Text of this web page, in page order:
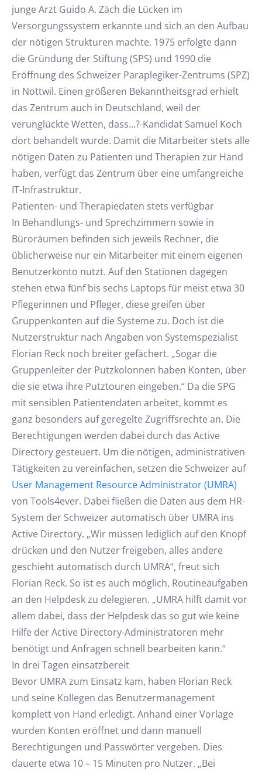
junge Arzt Guido A. Zäch die Lücken im
Versorgungssystem erkannte und sich an den Aufbau
der nötigen Strukturen machte. 1975 erfolgte dann
die Gründung der Stiftung (SPS) und 1990 die
Eröffnung des Schweizer Paraplegiker-Zentrums (SPZ)
in Nottwil. Einen größeren Bekanntheitsgrad erhielt
das Zentrum auch in Deutschland, weil der
verunglückte Wetten, dass…?-Kandidat Samuel Koch
dort behandelt wurde. Damit die Mitarbeiter stets alle
nötigen Daten zu Patienten und Therapien zur Hand
haben, verfügt das Zentrum über eine umfangreiche
IT-Infrastruktur.
Patienten- und Therapiedaten stets verfügbar
In Behandlungs- und Sprechzimmern sowie in
Büroräumen befinden sich jeweils Rechner, die
üblicherweise nur ein Mitarbeiter mit einem eigenen
Benutzerkonto nutzt. Auf den Stationen dagegen
stehen etwa fünf bis sechs Laptops für meist etwa 30
Pflegerinnen und Pfleger, diese greifen über
Gruppenkonten auf die Systeme zu. Doch ist die
Nutzerstruktur nach Angaben von Systemspezialist
Florian Reck noch breiter gefächert. „Sogar die
Gruppenleiter der Putzkolonnen haben Konten, über
die sie etwa ihre Putztouren eingeben.“ Da die SPG
mit sensiblen Patientendaten arbeitet, kommt es
ganz besonders auf geregelte Zugriffsrechte an. Die
Berechtigungen werden dabei durch das Active
Directory gesteuert. Um die nötigen, administrativen
Tätigkeiten zu vereinfachen, setzen die Schweizer auf
User Management Resource Administrator (UMRA)
von Tools4ever. Dabei fließen die Daten aus dem HR-
System der Schweizer automatisch über UMRA ins
Active Directory. „Wir müssen lediglich auf den Knopf
drücken und den Nutzer freigeben, alles andere
geschieht automatisch durch UMRA“, freut sich
Florian Reck. So ist es auch möglich, Routineaufgaben
an den Helpdesk zu delegieren. „UMRA hilft damit vor
allem dabei, dass der Helpdesk das so gut wie keine
Hilfe der Active Directory-Administratoren mehr
benötigt und Anfragen schnell bearbeiten kann.“
In drei Tagen einsatzbereit
Bevor UMRA zum Einsatz kam, haben Florian Reck
und seine Kollegen das Benutzermanagement
komplett von Hand erledigt. Anhand einer Vorlage
wurden Konten eröffnet und dann manuell
Berechtigungen und Passwörter vergeben. Dies
dauerte etwa 10 – 15 Minuten pro Nutzer. „Bei